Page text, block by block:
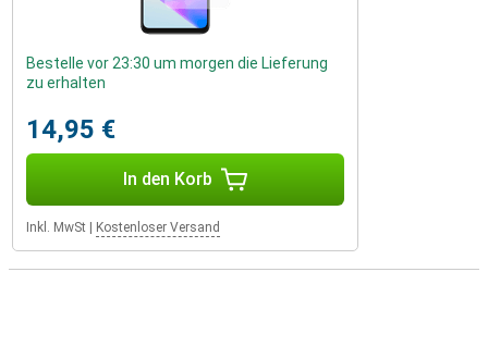
Bestelle vor 23:30 um morgen die Lieferung
zu erhalten
14,95 €
In den Korb
Inkl. MwSt Kostenloser Versand